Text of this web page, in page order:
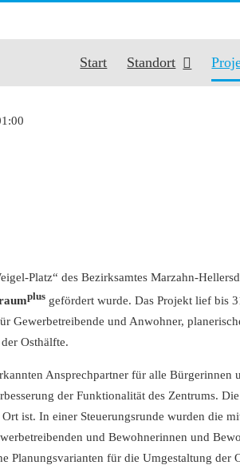
Start Standort
Platz“ des Bezirksamtes Marzahn-
plus gefördert wurde. Das Projekt lief bis
Gewerbetreibende und Anwohner,
Osthälfte.
Ansprechpartner für alle
der Funktionalität des Zentrums.
ist. In einer Steuerungsrunde wurden die
und Bewohnerinnen und
Planungsvarianten für die Umgestaltung der